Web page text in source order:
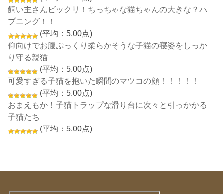
飼い主さんビックリ！ちっちゃな猫ちゃんの大きな？ハ
プニング！！
(平均：5.00点)
仰向けでお腹ぷっくり柔らかそうな子猫の寝姿をしっか
り守る親猫
(平均：5.00点)
可愛すぎる子猫を抱いた瞬間のマツコの顔！！！！！
(平均：5.00点)
おまえもか！子猫トラップな滑り台に次々と引っかかる
子猫たち
(平均：5.00点)